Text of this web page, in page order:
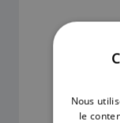
Nous
le